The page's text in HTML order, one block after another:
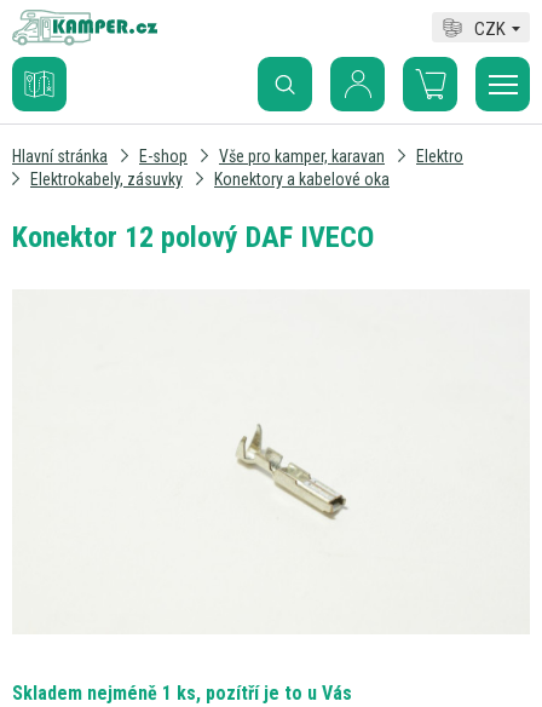
CZK
Hlavní stránka E-shop Vše pro kamper, karavan
Elektro
Elektrokabely, zásuvky
Konektory a kabelové oka
Konektor 12 polový DAF IVECO
Skladem nejméně 1 ks, pozítří je to u Vás